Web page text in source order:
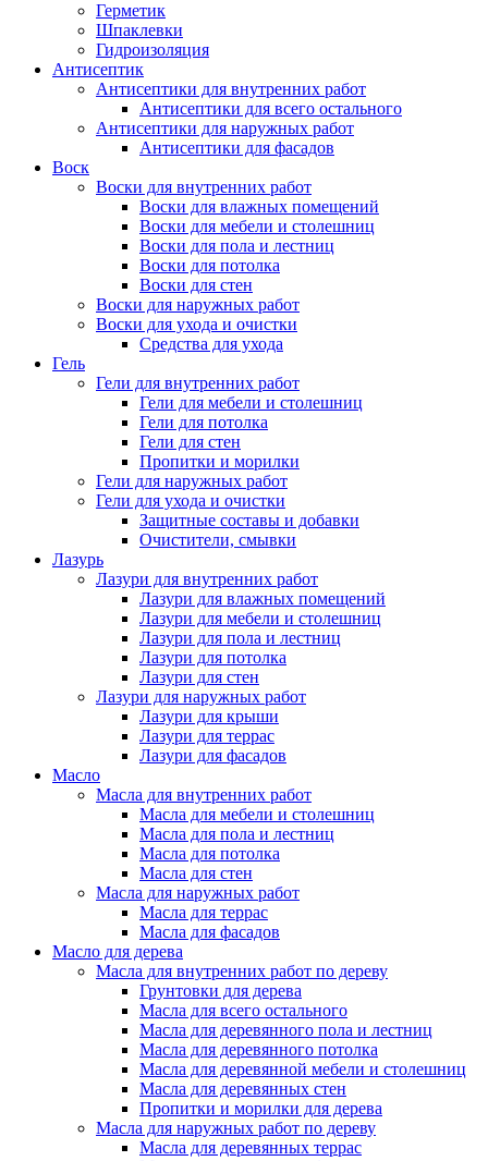
Герметик
Шпаклевки
Гидроизоляция
Антисептик
Антисептики для внутренних работ
Антисептики для всего остального
Антисептики для наружных работ
Антисептики для фасадов
Воск
Воски для внутренних работ
Воски для влажных помещений
Воски для мебели и столешниц
Воски для пола и лестниц
Воски для потолка
Воски для стен
Воски для наружных работ
Воски для ухода и очистки
Средства для ухода
Гель
Гели для внутренних работ
Гели для мебели и столешниц
Гели для потолка
Гели для стен
Пропитки и морилки
Гели для наружных работ
Гели для ухода и очистки
Защитные составы и добавки
Очистители, смывки
Лазурь
Лазури для внутренних работ
Лазури для влажных помещений
Лазури для мебели и столешниц
Лазури для пола и лестниц
Лазури для потолка
Лазури для стен
Лазури для наружных работ
Лазури для крыши
Лазури для террас
Лазури для фасадов
Масло
Масла для внутренних работ
Масла для мебели и столешниц
Масла для пола и лестниц
Масла для потолка
Масла для стен
Масла для наружных работ
Масла для террас
Масла для фасадов
Масло для дерева
Масла для внутренних работ по дереву
Грунтовки для дерева
Масла для всего остального
Масла для деревянного пола и лестниц
Масла для деревянного потолка
Масла для деревянной мебели и столешниц
Масла для деревянных стен
Пропитки и морилки для дерева
Масла для наружных работ по дереву
Масла для деревянных террас